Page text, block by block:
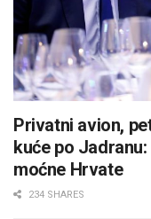
Privatni avion,
kuće po
moćne Hrvate
234 SHARES